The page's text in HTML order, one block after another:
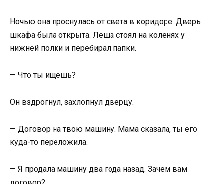
Ночью она проснулась от света в коридоре. Дверь
шкафа была открыта. Лёша стоял на коленях у
нижней полки и перебирал папки.
— Что ты ищешь?
Он вздрогнул, захлопнул дверцу.
— Договор на твою машину. Мама сказала, ты его
куда-то переложила.
— Я продала машину два года назад. Зачем вам